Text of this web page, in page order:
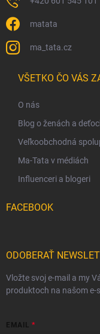
matata
ma_tata.cz
VŠETKO ČO VÁS
O nás
Blog o ženách a
Veľkoobchodná
Ma-Tata v médiách
Influenceri a blogeri
FACEBOOK
ODOBERAŤ
Vložte svoj e-mail a my
produktoch na našom e-
EMAIL